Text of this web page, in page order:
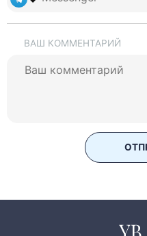
ВАШ КОММЕНТАРИЙ